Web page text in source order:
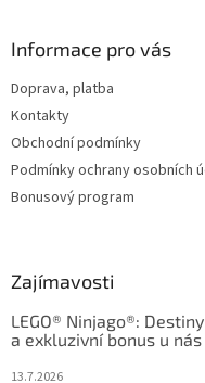
Informace pro vás
Doprava, platba
Kontakty
Obchodní podmínky
Podmínky ochrany osobních
Bonusový program
Zajímavosti
LEGO® Ninjago®:
a exkluzivní bonus u
13.7.2026